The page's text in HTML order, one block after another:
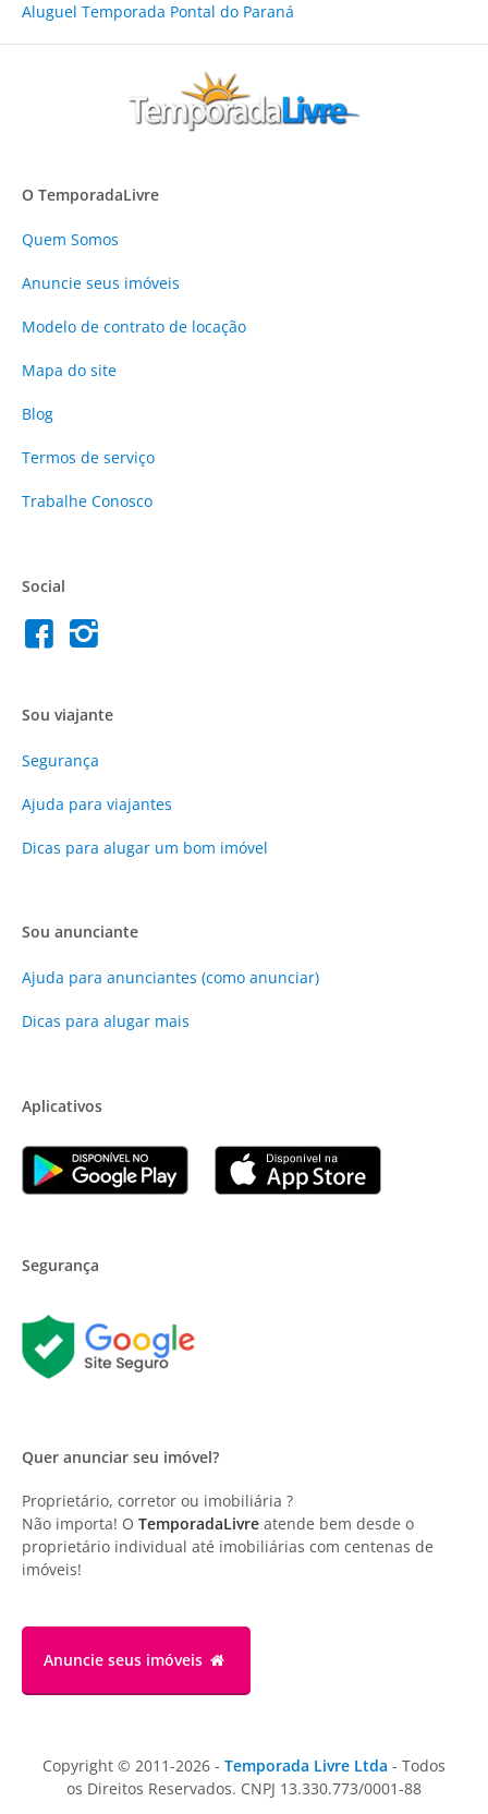
Aluguel Temporada Pontal do Paraná
O TemporadaLivre
Quem Somos
Anuncie seus imóveis
Modelo de contrato de locação
Mapa do site
Blog
Termos de serviço
Trabalhe Conosco
Social
Sou viajante
Segurança
Ajuda para viajantes
Dicas para alugar um bom imóvel
Sou anunciante
Ajuda para anunciantes (como anunciar)
Dicas para alugar mais
Aplicativos
Segurança
Quer anunciar seu imóvel?
Proprietário, corretor ou imobiliária ?
Não importa! O TemporadaLivre atende bem desde o
proprietário individual até imobiliárias com centenas de
imóveis!
Anuncie seus imóveis
Copyright © 2011-2026 - Temporada Livre Ltda - Todos
os Direitos Reservados. CNPJ 13.330.773/0001-88